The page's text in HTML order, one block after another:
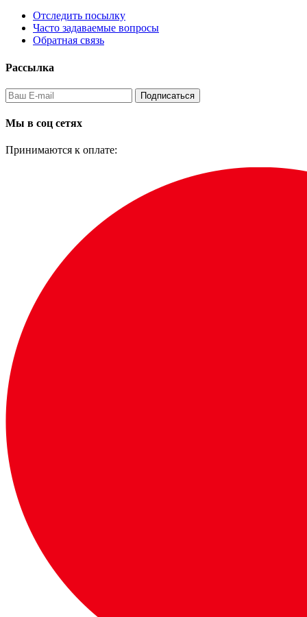
Отследить посылку
Часто задаваемые вопросы
Обратная связь
Рассылка
Подписаться
Мы в соц сетях
Принимаются к оплате: